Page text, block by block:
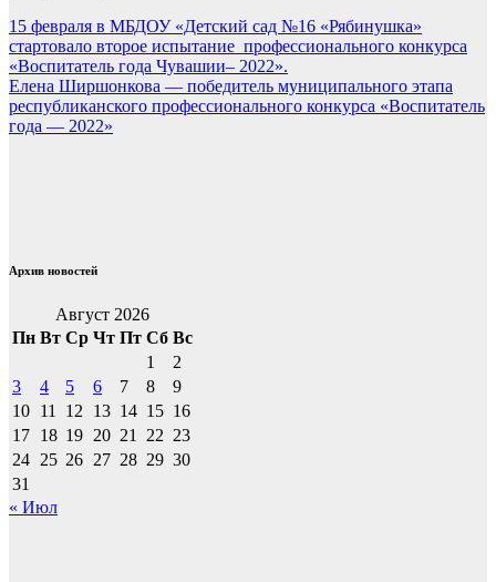
Навигация
по
записям
15 февраля в МБДОУ «Детский сад №16 «Рябинушка»
стартовало второе испытание профессионального конкурса
«Воспитатель года Чувашии– 2022».
Елена Ширшонкова — победитель муниципального этапа
республиканского профессионального конкурса «Воспитатель
года — 2022»
Архив новостей
Август 2026
Пн Вт Ср Чт Пт Сб Вс
1
2
3
4 5 6 7 8
9
10 11 12 13 14 15 16
17 18 19 20 21 22 23
24 25 26 27 28 29 30
31
« Июл